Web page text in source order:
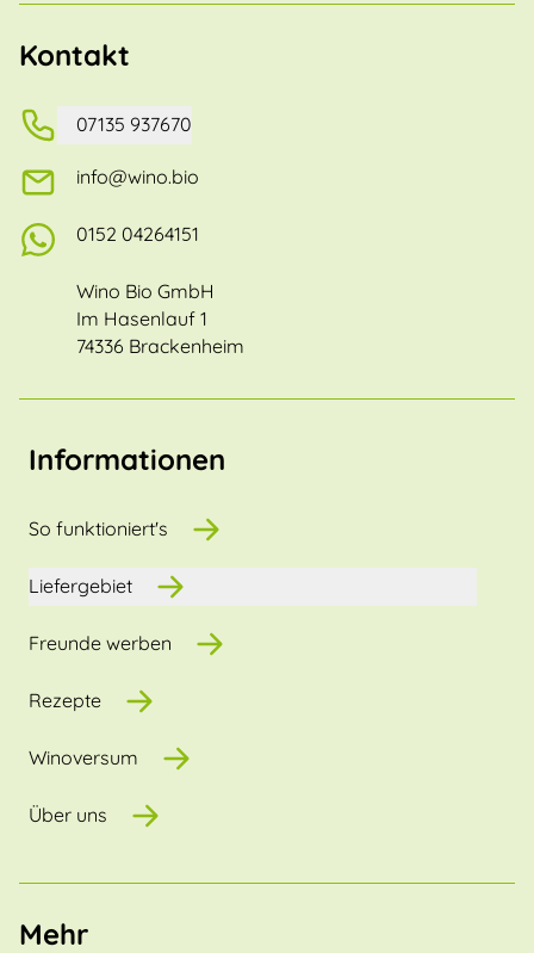
Kontakt
07135 937670
info@wino.bio
0152 04264151
Wino Bio GmbH
Im Hasenlauf 1
74336 Brackenheim
Informationen
So funktioniert's
Liefergebiet
Freunde werben
Rezepte
Winoversum
Über uns
Mehr